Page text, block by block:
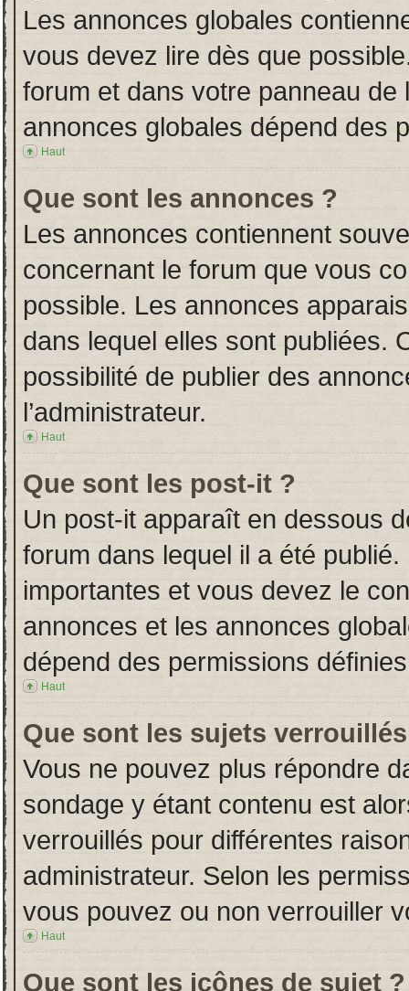
Les annonces globales
vous devez lire dès que
forum et dans votre panneau de
annonces globales dépend des
Haut
Que sont les annonces ?
Les annonces contiennent
concernant le forum que vous
possible. Les annonces
dans lequel elles sont publiées.
possibilité de publier des
l’administrateur.
Haut
Que sont les post-it ?
Un post-it apparaît en dessous
forum dans lequel il a été
importantes et vous devez le
annonces et les annonces
dépend des permissions
Haut
Que sont les sujets
Vous ne pouvez plus répondre
sondage y étant contenu est
verrouillés pour différentes
administrateur. Selon les
vous pouvez ou non verrouiller
Haut
Que sont les icônes de sujet ?